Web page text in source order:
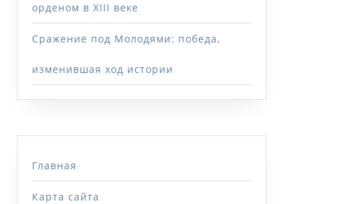
орденом в XIII веке
Сражение под Молодями: победа,
изменившая ход истории
Главная
Карта сайта